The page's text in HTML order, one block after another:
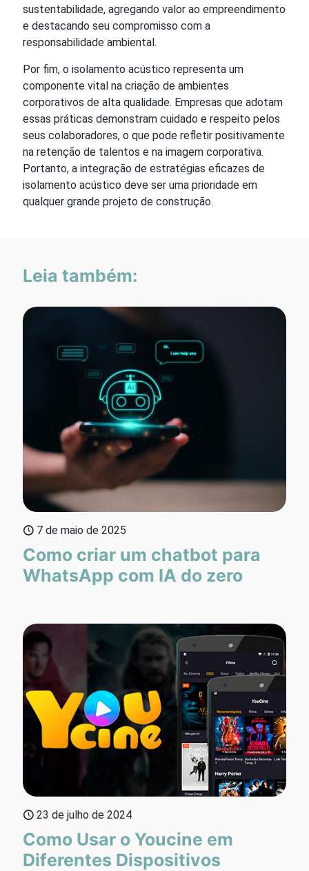
sustentabilidade, agregando valor ao empreendimento
e destacando seu compromisso com a
responsabilidade ambiental.
Por fim, o isolamento acústico representa um
componente vital na criação de ambientes
corporativos de alta qualidade. Empresas que adotam
essas práticas demonstram cuidado e respeito pelos
seus colaboradores, o que pode refletir positivamente
na retenção de talentos e na imagem corporativa.
Portanto, a integração de estratégias eficazes de
isolamento acústico deve ser uma prioridade em
qualquer grande projeto de construção.
Leia também:
7 de maio de 2025
Como criar um chatbot para
WhatsApp com IA do zero
23 de julho de 2024
Como Usar o Youcine em
Diferentes Dispositivos